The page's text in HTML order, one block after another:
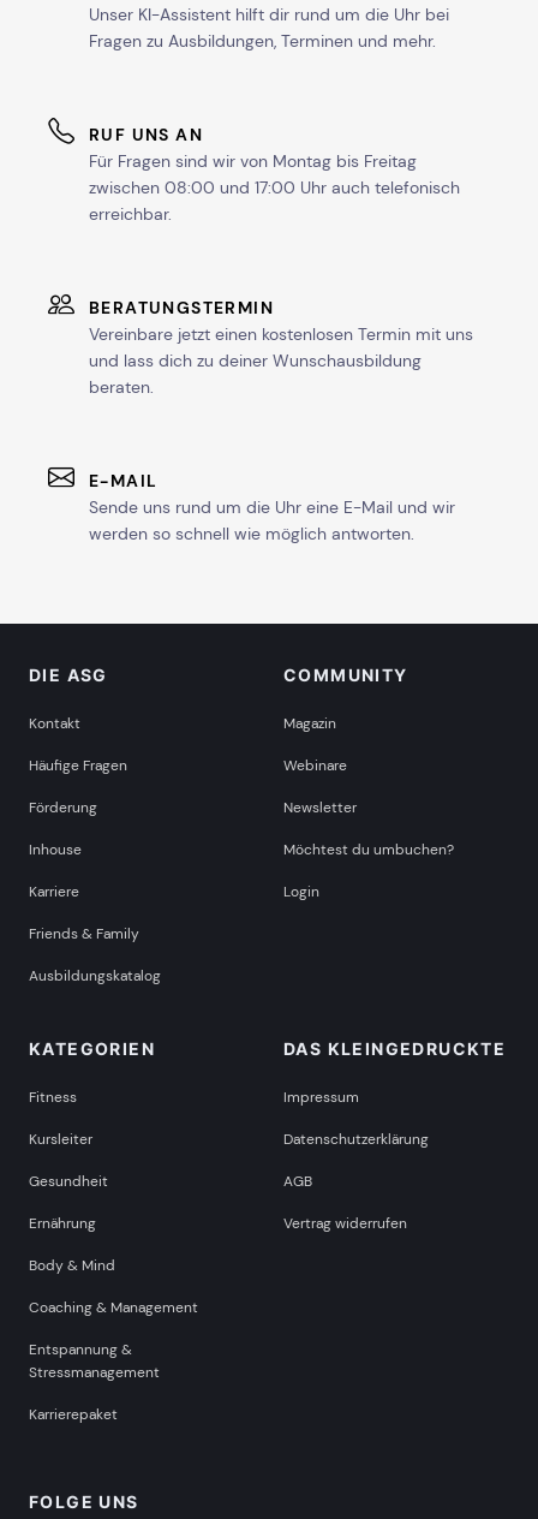
Unser KI-Assistent hilft dir rund um die Uhr bei
Fragen zu Ausbildungen, Terminen und mehr.
RUF UNS AN
Für Fragen sind wir von Montag bis Freitag
zwischen 08:00 und 17:00 Uhr auch telefonisch
erreichbar.
BERATUNGSTERMIN
Vereinbare jetzt einen kostenlosen Termin mit uns
und lass dich zu deiner Wunschausbildung
beraten.
E-MAIL
Sende uns rund um die Uhr eine E-Mail und wir
werden so schnell wie möglich antworten.
DIE ASG
Kontakt
Häufige Fragen
Förderung
Inhouse
Karriere
Friends & Family
Ausbildungskatalog
COMMUNITY
Magazin
Webinare
Newsletter
Möchtest du umbuchen?
Login
KATEGORIEN
Fitness
Kursleiter
Gesundheit
Ernährung
Body & Mind
Coaching & Management
Entspannung &
Stressmanagement
Karrierepaket
DAS KLEINGEDRUCKTE
Impressum
Datenschutzerklärung
AGB
Vertrag widerrufen
FOLGE UNS